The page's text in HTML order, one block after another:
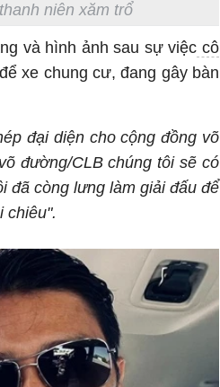
niên xăm trổ
và hình ảnh sau sự việc cô
xe chung cư, đang gây bàn
đại diện cho cộng đồng võ
đường/CLB chúng tôi sẽ có
đã còng lưng làm giải đấu để
chiêu".